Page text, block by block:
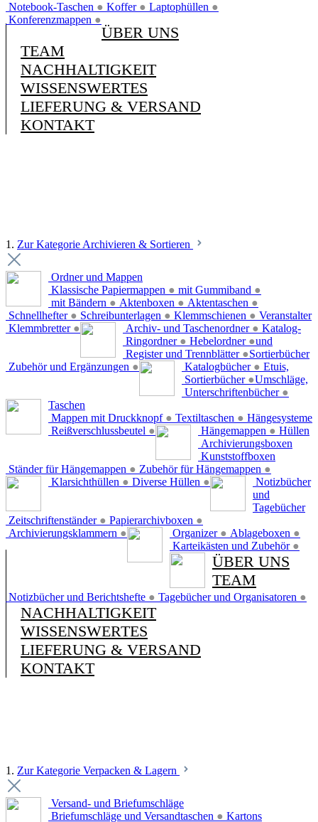
Notebook-Taschen ● Koffer ● Laptophüllen ●
Konferenzmappen ●
ÜBER UNS
TEAM
NACHHALTIGKEIT
WISSENSWERTES
LIEFERUNG & VERSAND
KONTAKT
1. Zur Kategorie Archivieren & Sortieren
Ordner und Mappen
Klassische Papiermappen ● mit Gummiband ●
mit Bändern ● Aktenboxen ● Aktentaschen ●
Schnellhefter ● Schreibunterlagen ● Klemmschienen ●
Klemmbretter ●
Veranstalter
Archiv- und Taschenordner ●
Ringordner ● Hebelordner ●
Register und Trennblätter ●
Zubehör und Ergänzungen ●
Katalog-
und
Sortierbücher
Katalogbücher ●
Sortierbücher ●
Unterschriftenbücher ●
Etuis,
Umschläge,
Taschen
Mappen mit Druckknopf ● Textiltaschen ●
Reißverschlussbeutel ●
Hängesysteme
Hängemappen ●
Ständer für Hängemappen ● Zubehör für Hängemappen ●
Hüllen
Klarsichthüllen ● Diverse Hüllen ●
Archivierungsboxen
Zeitschriftenständer ● Papierarchivboxen ●
Archivierungsklammern ●
Kunststoffboxen
Organizer ● Ablageboxen ●
Karteikästen und Zubehör ●
Notizbücher
und
Tagebücher
Notizbücher und Berichtshefte ● Tagebücher und Organisatoren ●
ÜBER UNS
TEAM
NACHHALTIGKEIT
WISSENSWERTES
LIEFERUNG & VERSAND
KONTAKT
1. Zur Kategorie Verpacken & Lagern
Versand- und Briefumschläge
Briefumschläge und Versandtaschen ● Kartons